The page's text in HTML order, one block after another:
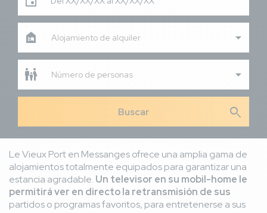
Alojamiento de alquiler
Número de personas
search
Le Vieux Port en Messanges ofrece una amplia gama de
alojamientos totalmente equipados para garantizar una
estancia agradable. Un televisor en su mobil-home le
permitirá ver en directo la retransmisión de sus
partidos o programas favoritos, para entretenerse a sus